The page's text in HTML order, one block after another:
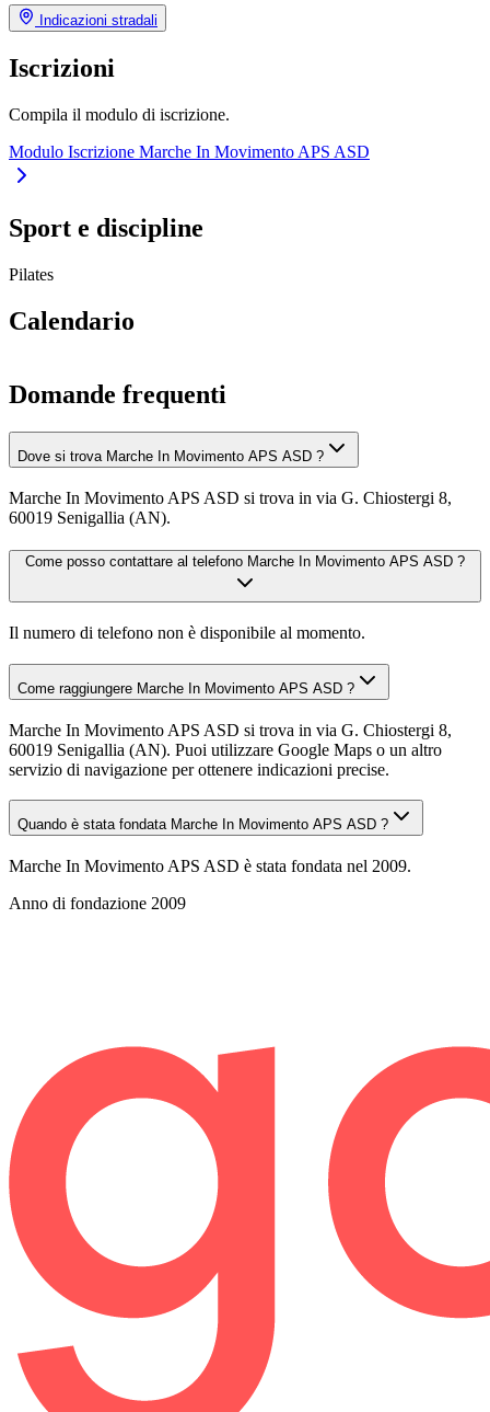
Indicazioni stradali
Iscrizioni
Compila il modulo di iscrizione.
Modulo Iscrizione Marche In Movimento APS ASD
Sport e discipline
Pilates
Calendario
Domande frequenti
Dove si trova Marche In Movimento APS ASD ?
Marche In Movimento APS ASD si trova in via G. Chiostergi 8,
60019 Senigallia (AN).
Come posso contattare al telefono Marche In Movimento APS ASD ?
Il numero di telefono non è disponibile al momento.
Come raggiungere Marche In Movimento APS ASD ?
Marche In Movimento APS ASD si trova in via G. Chiostergi 8,
60019 Senigallia (AN). Puoi utilizzare Google Maps o un altro
servizio di navigazione per ottenere indicazioni precise.
Quando è stata fondata Marche In Movimento APS ASD ?
Marche In Movimento APS ASD è stata fondata nel 2009.
Anno di fondazione 2009